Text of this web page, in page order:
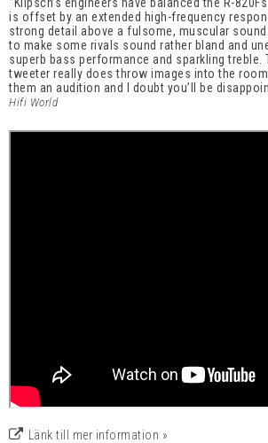
is offset by an extended high-frequency
strong detail above a fulsome, muscular
to make some rivals sound rather bland and
superb bass performance and sparkling treble.
tweeter really does throw images into the
them an audition and I doubt you’ll be
Hifi World
Länk till mer information »